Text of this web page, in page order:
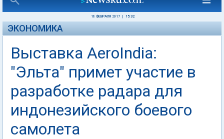
16 ФЕВРАЛЯ 2017 15:32
ЭКОНОМИКА
Выставка AeroIndia:
"Эльта" примет участие в
разработке радара для
индонезийского боевого
самолета